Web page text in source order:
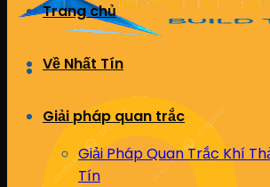
Trang chủ
Về Nhất Tín
Giải pháp quan trắc
Giải Pháp Quan Trắc Khí
Tín